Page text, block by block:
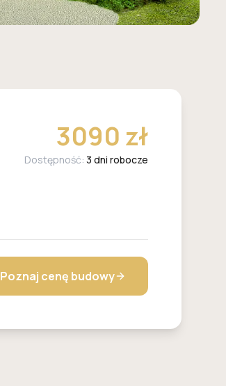
3090 zł
Dostępność: 3 dni robocze
Poznaj cenę budowy